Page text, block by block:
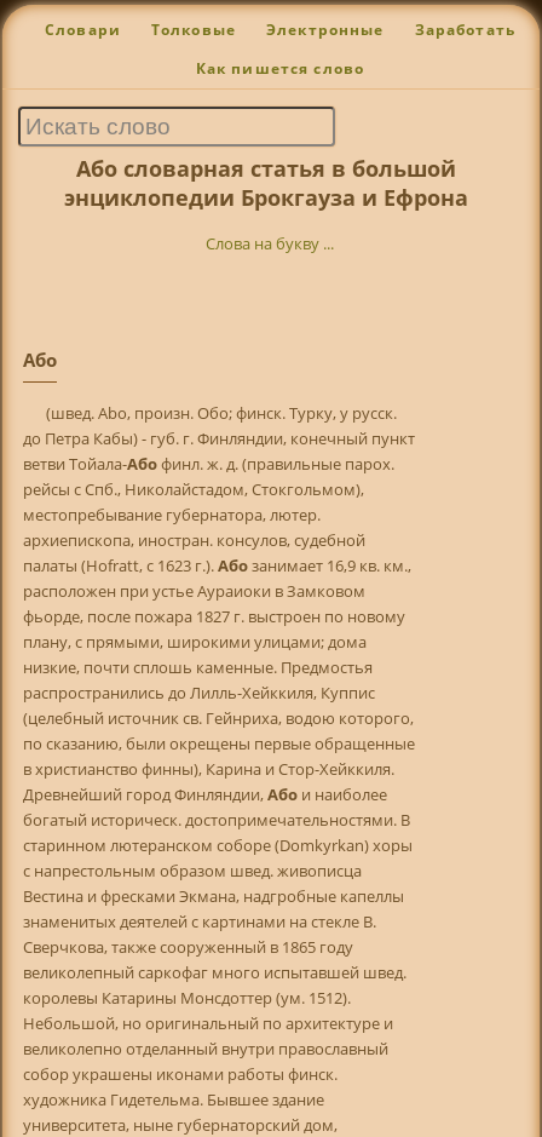
Словари Толковые Электронные Заработать
Как пишется слово
Або словарная статья в большой
энциклопедии Брокгауза и Ефрона
Слова на букву ...
Або
(швед. Abo, произн. Обо; финск. Турку, у русск.
до Петра Кабы) - губ. г. Финляндии, конечный пункт
ветви Тойала-Абофинл. ж. д. (правильные парох.
рейсы с Спб., Николайстадом, Стокгольмом),
местопребывание губернатора, лютер.
архиепископа, иностран. консулов, судебной
палаты (Hofratt, с 1623 г.).Абозанимает 16,9 кв. км.,
расположен при устье Аураиоки в Замковом
фьорде, после пожара 1827 г. выстроен по новому
плану, с прямыми, широкими улицами; дома
низкие, почти сплошь каменные. Предмостья
распространились до Лилль-Хейккиля, Куппис
(целебный источник св. Гейнриха, водою которого,
по сказанию, были окрещены первые обращенные
в христианство финны), Карина и Стор-Хейккиля.
Древнейший город Финляндии,Або и наиболее
богатый историческ. достопримечательностями. В
старинном лютеранском соборе (Domkyrkan) хоры
с напрестольным образом швед. живописца
Вестина и фресками Экмана, надгробные капеллы
знаменитых деятелей с картинами на стекле В.
Сверчкова, также сооруженный в 1865 году
великолепный саркофаг много испытавшей швед.
королевы Катарины Монсдоттер (ум. 1512).
Небольшой, но оригинальный по архитектуре и
великолепно отделанный внутри православный
собор украшены иконами работы финск.
художника Гидетельма. Бывшее здание
университета, ныне губернаторский дом,